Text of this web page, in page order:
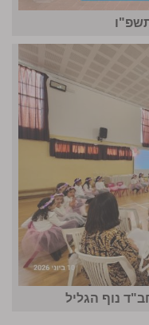
נוף הגליל